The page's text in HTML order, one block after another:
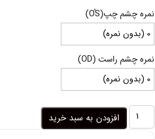
نمره چشم چپ(OُS)
نمره چشم راست (OD)
لنز
رنگی
افزودن به سبد خرید